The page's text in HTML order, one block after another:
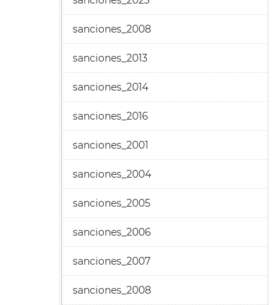
sanciones_2008
sanciones_2013
sanciones_2014
sanciones_2016
sanciones_2001
sanciones_2004
sanciones_2005
sanciones_2006
sanciones_2007
sanciones_2008